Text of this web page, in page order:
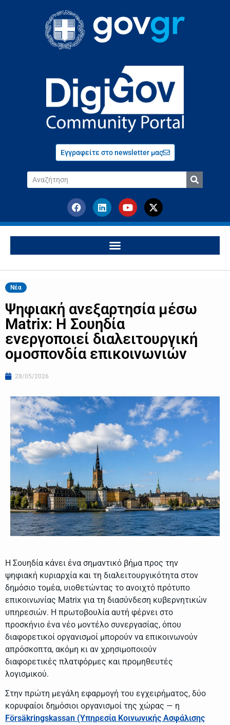
Εγγραφείτε στο newsletter μας
Νέα
Ψηφιακή ανεξαρτησία μέσω
Matrix: Η Σουηδία
ενεργοποιεί διαλειτουργική
ομοσπονδία επικοινωνιών
28/05/2026
Η Σουηδία κάνει ένα σημαντικό βήμα προς την
ψηφιακή κυριαρχία και τη διαλειτουργικότητα στον
δημόσιο τομέα, υιοθετώντας το ανοιχτό πρότυπο
επικοινωνίας Matrix για τη διασύνδεση κυβερνητικών
υπηρεσιών. Η πρωτοβουλία αυτή φέρνει στο
προσκήνιο ένα νέο μοντέλο συνεργασίας, όπου
διαφορετικοί οργανισμοί μπορούν να επικοινωνούν
απρόσκοπτα, ακόμη κι αν χρησιμοποιούν
διαφορετικές πλατφόρμες και προμηθευτές
λογισμικού.
Στην πρώτη μεγάλη εφαρμογή του εγχειρήματος, δύο
κορυφαίοι δημόσιοι οργανισμοί της χώρας — η
Försäkringskassan (Υπηρεσία Κοινωνικής Ασφάλισης